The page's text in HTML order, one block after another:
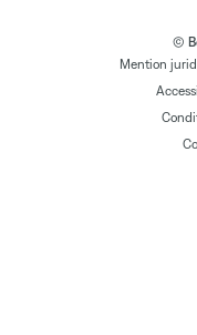
©
Mention